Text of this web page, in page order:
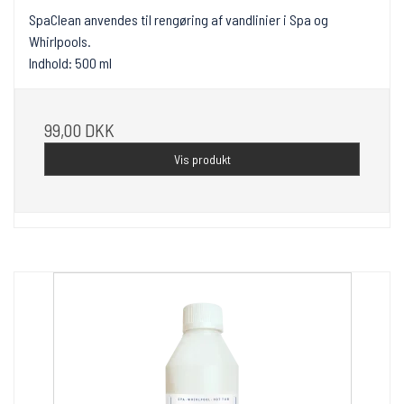
SpaClean anvendes til rengøring af vandlinier i Spa og
Whirlpools.
Indhold: 500 ml
99,00 DKK
Vis produkt